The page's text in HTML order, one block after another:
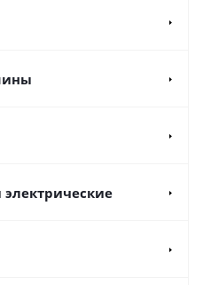
электрические